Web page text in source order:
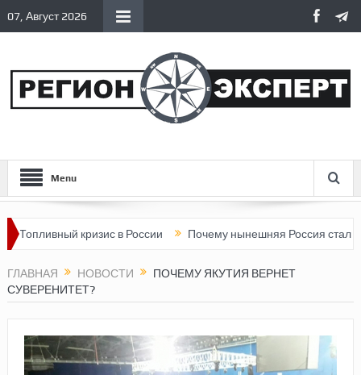
07, Август 2026
Menu
кризис в России Почему нынешняя Россия стала хуже, чем
ГЛАВНАЯ НОВОСТИ
ПОЧЕМУ ЯКУТИЯ ВЕРНЕТ
СУВЕРЕНИТЕТ?